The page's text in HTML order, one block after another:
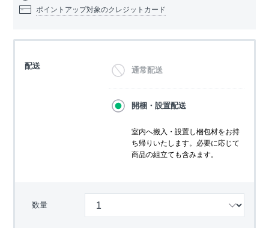
ポイントアップ対象のクレジットカード
配送 通常配送
開梱・設置配送
室内へ搬入・設置し梱包材をお持
ち帰りいたします。必要に応じて
商品の組立ても含みます。
数量